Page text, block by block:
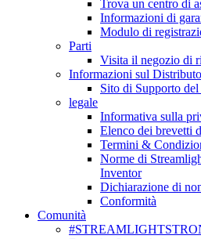
Trova un centro di
Informazioni di
Modulo di
Parti
Visita il negozio di
Informazioni sul
Sito di Supporto
legale
Informativa sulla
Elenco dei brevetti
Termini &
Norme di
Inventor
Dichiarazione di
Conformità
Comunità